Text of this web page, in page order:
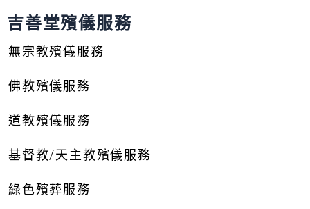
吉善堂殯儀服務
無宗教殯儀服務
佛教殯儀服務
道教殯儀服務
基督教/天主教殯儀服務
綠色殯葬服務